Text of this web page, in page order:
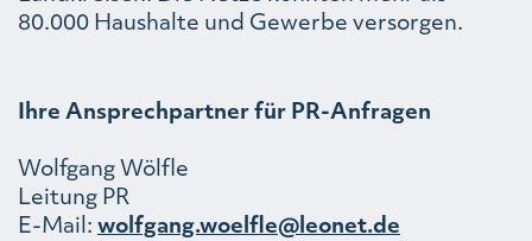
80.000 Haushalte und Gewerbe versorgen.
Ihre Ansprechpartner für PR-Anfragen
Wolfgang Wölfle
Leitung PR
E-Mail: wolfgang.woelfle@leonet.de